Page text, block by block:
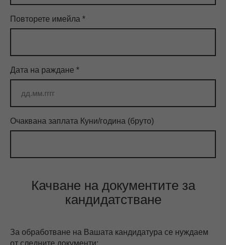
Повторете имейла *
Дата на раждане *
Очаквана заплата Куни/година (бруто)
Качване на документите за
кандидатстване
За обработване на Вашата кандидатура се нуждаем
от следните документи: